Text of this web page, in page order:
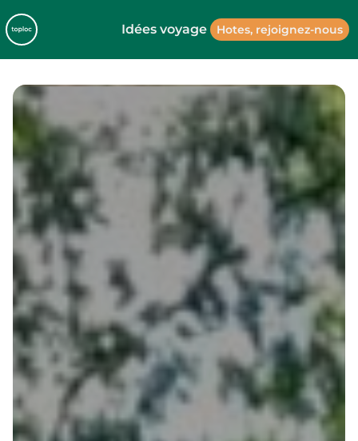
Idées voyage Hotes, rejoignez-nous